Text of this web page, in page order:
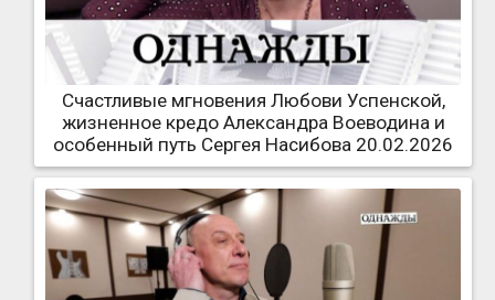
Счастливые мгновения Любови Успенской,
жизненное кредо Александра Воеводина и
особенный путь Сергея Насибова 20.02.2026